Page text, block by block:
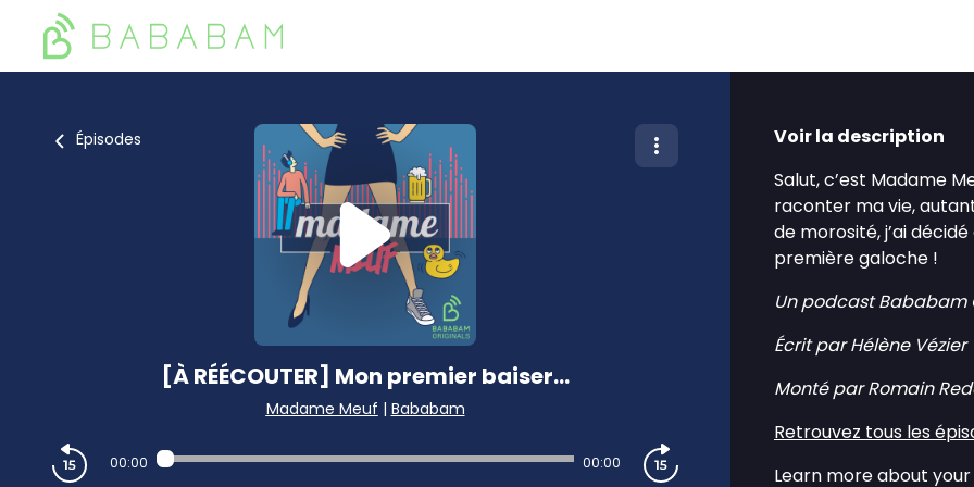
Épisodes
[À RÉÉCOUTER] Mon premier baiser...
Madame Meuf | Bababam
00:00 00:00
Voir la description
Salut, c’est Madame
raconter ma vie,
de morosité, j’ai
première galoche !
Un podcast Bababam
Écrit par Hélène Vézier
Monté par Romain
Retrouvez tous les
Learn more about